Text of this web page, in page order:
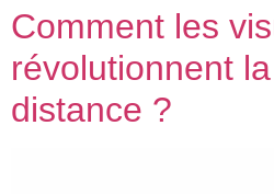
Comment les
révolutionnent
distance ?